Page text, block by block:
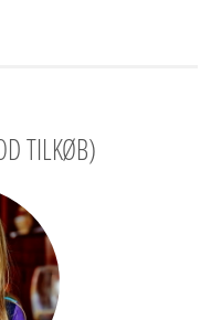
TILKØB)